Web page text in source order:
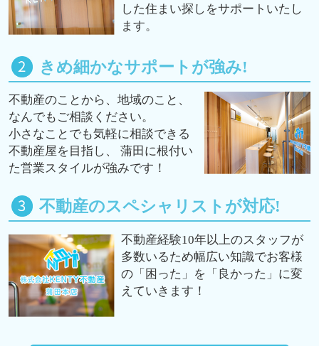
した住まい探しをサポートいたし
ます。
きめ細かなサポートが強み!
不動産のことから、地域のこと、
なんでもご相談ください。
小さなことでも気軽に相談できる
不動産屋を目指し、 蒲田に根付い
た営業スタイルが強みです！
不動産のスペシャリストが対応!
不動産経験10年以上のスタッフが
多数いるため幅広い知識でお客様
の「困った」を「良かった」に変
えていきます！